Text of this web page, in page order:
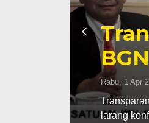
Rabu, 1 Apr
larang